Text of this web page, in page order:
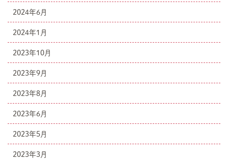
2024年6月
2024年1月
2023年10月
2023年9月
2023年8月
2023年6月
2023年5月
2023年3月